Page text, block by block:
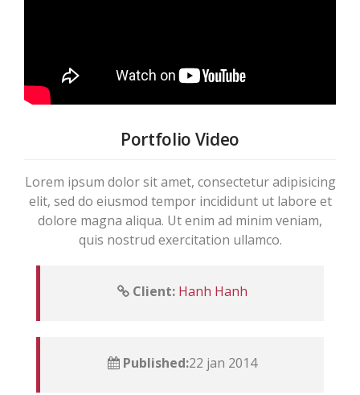
Portfolio Video
Lorem ipsum dolor sit amet, consectetur adipisicing
elit, sed do eiusmod tempor incididunt ut labore et
dolore magna aliqua. Ut enim ad minim veniam,
quis nostrud exercitation ullamco.
Client: Hanh Hanh
Published:22 jan 2014